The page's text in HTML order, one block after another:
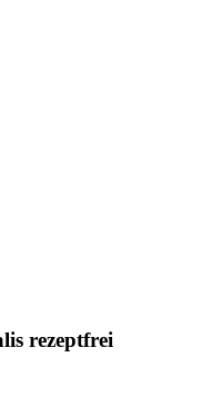
rezeptfrei